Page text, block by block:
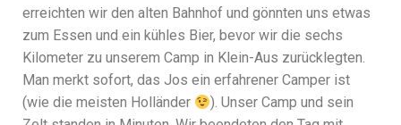
erreichten wir den alten Bahnhof und gönnten uns etwas
zum Essen und ein kühles Bier, bevor wir die sechs
Kilometer zu unserem Camp in Klein-Aus zurücklegten.
Man merkt sofort, das Jos ein erfahrener Camper ist
(wie die meisten Holländer
). Unser Camp und sein